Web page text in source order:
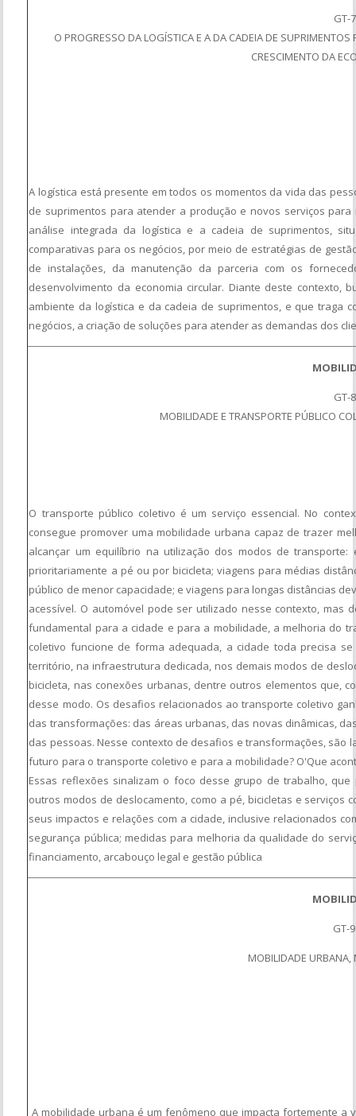
GT-7
O PROGRESSO DA LOGÍSTICA E A DA CADEIA DE
CRESCIMENTO DA
A logística está presente em todos os momentos da vida das
de suprimentos para atender a produção e novos serviços
análise integrada da logística e a cadeia de suprimentos,
comparativas para os negócios, por meio de estratégias de
de instalações, da manutenção da parceria com os
desenvolvimento da economia circular. Diante deste contexto,
ambiente da logística e da cadeia de suprimentos, e que traga
negócios, a criação de soluções para atender as demandas dos
GT-8
MOBILIDADE E TRANSPORTE PÚBLICO
O transporte público coletivo é um serviço essencial. No
consegue promover uma mobilidade urbana capaz de trazer
alcançar um equilíbrio na utilização dos modos de
prioritariamente a pé ou por bicicleta; viagens para médias
público de menor capacidade; e viagens para longas distâncias
acessível. O automóvel pode ser utilizado nesse contexto, mas
fundamental para a cidade e para a mobilidade, a melhoria do
coletivo funcione de forma adequada, a cidade toda precisa
território, na infraestrutura dedicada, nos demais modos de
bicicleta, nas conexões urbanas, dentre outros elementos que,
desse modo. Os desafios relacionados ao transporte coletivo
das transformações: das áreas urbanas, das novas dinâmicas,
das pessoas. Nesse contexto de desafios e transformações,
futuro para o transporte coletivo e para a mobilidade? O'Que
Essas reflexões sinalizam o foco desse grupo de trabalho,
outros modos de deslocamento, como a pé, bicicletas e
seus impactos e relações com a cidade, inclusive relacionados
segurança pública; medidas para melhoria da qualidade do
financiamento, arcabouço legal e gestão pública
GT-9
MOBILIDADE URBANA,
A mobilidade urbana é um fenômeno que impacta fortemente a